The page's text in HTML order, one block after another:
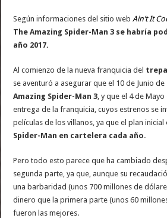
Según informaciones del sitio webAin’t It
The Amazing Spider-Man 3 se habría
año 2017.
Al comienzo de la nueva franquicia del
se aventuró a asegurar que el 10 de Junio
Amazing Spider-Man 3 , y que el 4 de
entrega de la franquicia, cuyos estrenos se
películas de los villanos, ya que el plan
Spider-Man en cartelera cada año.
Pero todo esto parece que ha cambiado
segunda parte, ya que, aunque su
una barbaridad (unos 700 millones de
dinero que la primera parte (unos 60
fueron las mejores.